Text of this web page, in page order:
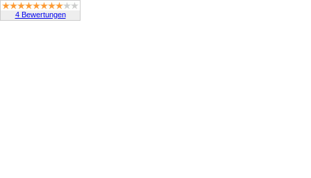
4 Bewertungen